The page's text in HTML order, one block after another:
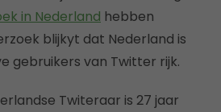
in Nederland hebben
blijkyt dat Nederland is
gebruikers van Twitter rijk.
Twiteraar is 27 jaar